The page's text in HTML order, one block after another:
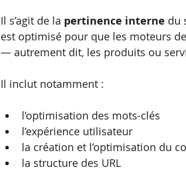
Il s’agit de la pertinence interne du
est optimisé pour que les moteurs
— autrement dit, les produits ou
Il inclut notamment :
l’optimisation des mots-clés
l’expérience utilisateur
la création et l’optimisation du
la structure des URL